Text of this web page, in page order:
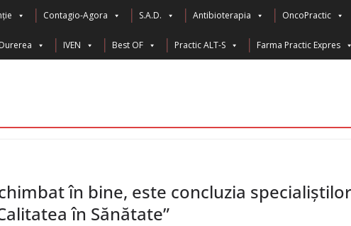
Contagio-Agora S.A.D. Antibioterapia OncoPractic
Durerea IVEN Best OF Practic ALT-S Farma Practic Expres
în bine, este concluzia
în Sănătate”